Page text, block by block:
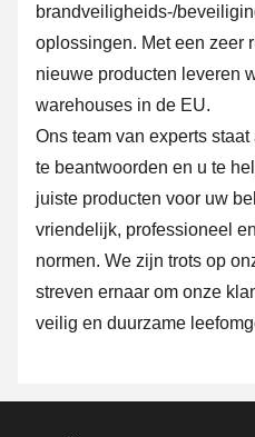
brandveiligheids-/
oplossingen. Met een zeer
nieuwe producten leveren
warehouses in de EU.
Ons team van experts
te beantwoorden en u te
juiste producten voor uw
vriendelijk, professioneel
normen. We zijn trots op
streven ernaar om onze
veilig en duurzame